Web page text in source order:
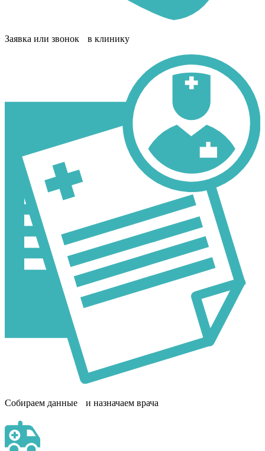
Заявка или звонок в клинику
Собираем данные и назначаем врача